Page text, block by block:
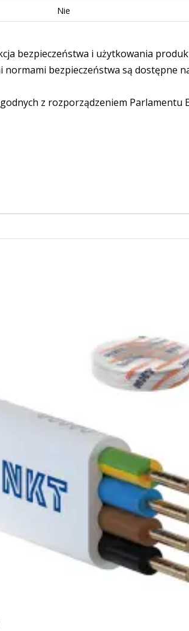
Nie
bezpieczeństwa i użytkowania
bezpieczeństwa są dostępne
z rozporządzeniem Parlamentu